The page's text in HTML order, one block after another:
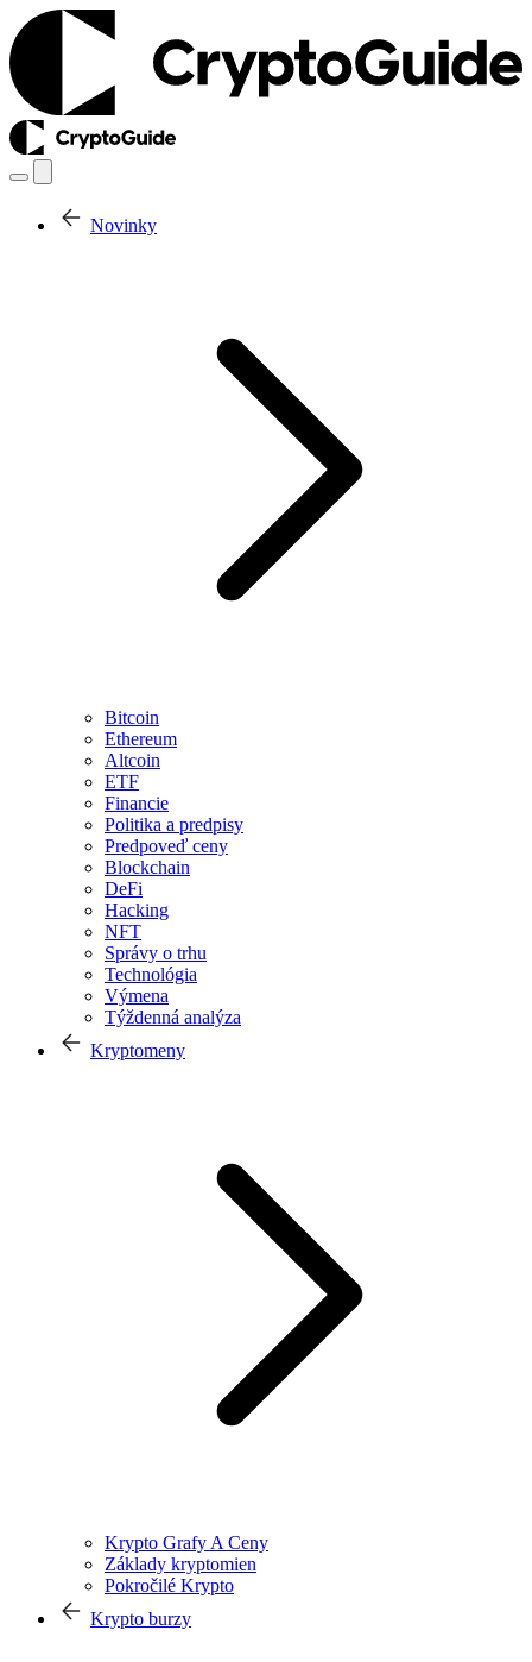
Novinky
Bitcoin
Ethereum
Altcoin
ETF
Financie
Politika a predpisy
Predpoveď ceny
Blockchain
DeFi
Hacking
NFT
Správy o trhu
Technológia
Výmena
Týždenná analýza
Kryptomeny
Krypto Grafy A Ceny
Základy kryptomien
Pokročilé Krypto
Krypto burzy